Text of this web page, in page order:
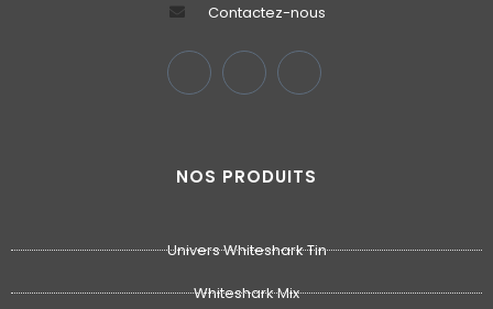
Contactez-nous
NOS PRODUITS
Univers Whiteshark Tin
Whiteshark Mix